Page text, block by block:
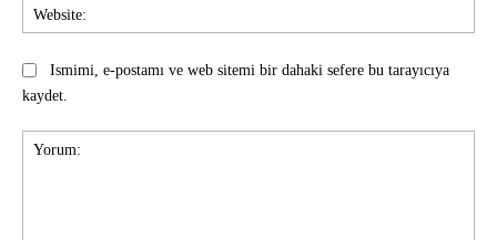
Ismimi, e-postamı ve web sitemi bir dahaki sefere bu tarayıcıya
kaydet.